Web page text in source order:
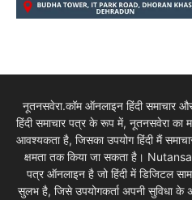
नूतनसवेरा.कॉम ऑनलाइन हिंदी समाचार
हिंदी समाचार पत्र के रूप में, नूतनसवेरा का
आवश्यकता है, जिसका उपयोग हिंदी मैं
क्षमता तक किया जा सकता है।
पत्र ऑनलाइन है जो हिंदी में डिजिटल
सुलभ है, जिसे उपयोगकर्ता अपनी सुविधा के